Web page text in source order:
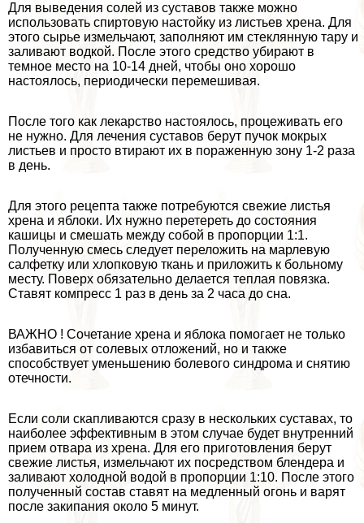
Для выведения солей из суставов также можно
использовать спиртовую настойку из листьев хрена. Для
этого сырье измельчают, заполняют им стеклянную тару и
заливают водкой. После этого средство убирают в
темное место на 10-14 дней, чтобы оно хорошо
настоялось, периодически перемешивая.
После того как лекарство настоялось, процеживать его
не нужно. Для лечения суставов берут пучок мокрых
листьев и просто втирают их в пораженную зону 1-2 раза
в день.
Для этого рецепта также потребуются свежие листья
хрена и яблоки. Их нужно перетереть до состояния
кашицы и смешать между собой в пропорции 1:1.
Полученную смесь следует переложить на марлевую
салфетку или хлопковую ткань и приложить к больному
месту. Поверх обязательно делается теплая повязка.
Ставят компресс 1 раз в день за 2 часа до сна.
ВАЖНО ! Сочетание хрена и яблока помогает не только
избавиться от солевых отложений, но и также
способствует уменьшению болевого синдрома и снятию
отечности.
Если соли скапливаются сразу в нескольких суставах, то
наиболее эффективным в этом случае будет внутренний
прием отвара из хрена. Для его приготовления берут
свежие листья, измельчают их посредством блендера и
заливают холодной водой в пропорции 1:10. После этого
полученный состав ставят на медленный огонь и варят
после закипания около 5 минут.